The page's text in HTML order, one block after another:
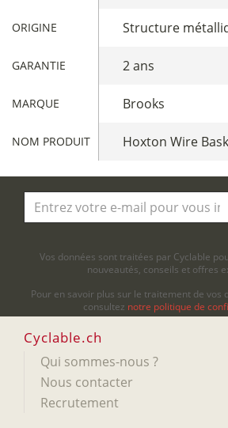
ORIGINE Structure
GARANTIE 2 ans
MARQUE Brooks
NOM PRODUIT Hoxton Wire
Vos données sont traitées par Cyclable
nouveautés, conseils et offres
Pour en savoir plus sur le traitement de vos
consultez notre politique de
Cyclable.ch
Qui sommes-nous ?
Nous contacter
Recrutement